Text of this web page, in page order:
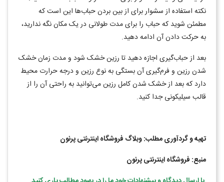
نکته استفاده از سشوار برای از بین بردن حباب‌ها این است که
مطمئن شوید که حباب را برای مدت طولانی در یک مکان نگه ندارید،
به حرکت دادن آن ادامه دهید.
بعد از حباب‌گیری اجازه دهید تا رزین خشک شود و مدت زمان خشک
شدن رزین و فرم‌گیری آن بستگی به نوع رزین و درجه حرارت محیط
دارد که بعد از خشک شدن کامل رزین می‌توانید به راحتی آن را از
قالب سیلیکونی جدا کنید.
تهیه و گردآوری مطلب: وبلاگ فروشگاه اینترنتی پرنون
منبع: فروشگاه اینترنتی پرنون